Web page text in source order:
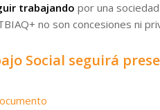
trabajando por una
no son concesiones ni
Social seguirá